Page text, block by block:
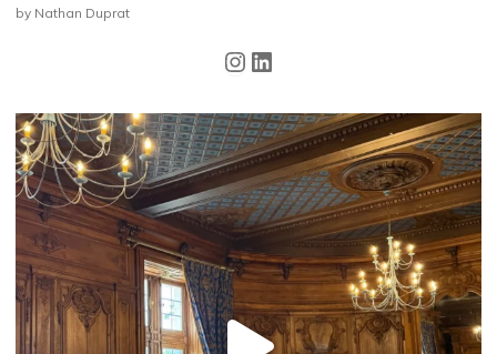
by Nathan Duprat
Instagram
LinkedIn